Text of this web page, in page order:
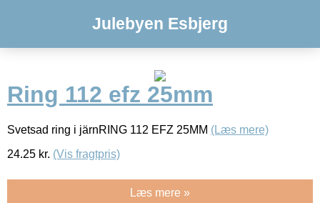
Julebyen Esbjerg
Ring 112 efz 25mm
Svetsad ring i järnRING 112 EFZ 25MM (Læs mere)
24.25 kr. (Vis fragtpris)
Læs mere »